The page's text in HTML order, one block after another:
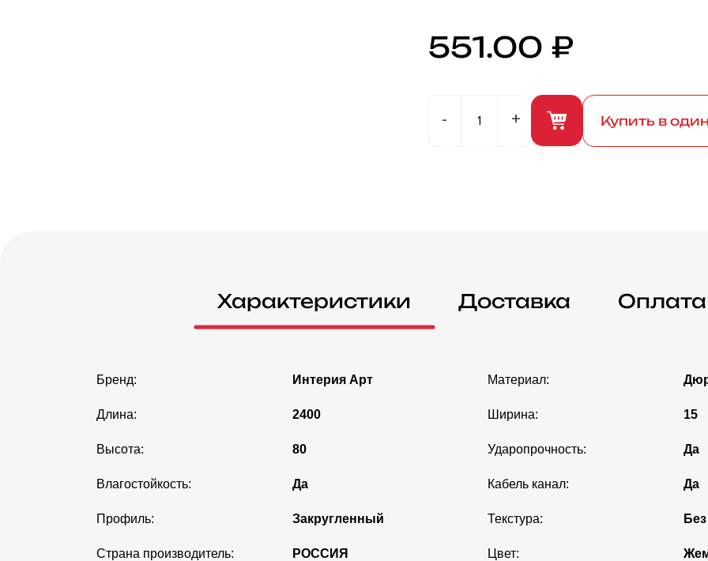
551.00 ₽
Купить в
Характеристики Доставка Оплата
Бренд: Интерия Арт Материал:
Длина: 2400 Ширина: 15
Высота: 80 Ударопрочность: Да
Влагостойкость: Да Кабель канал: Да
Профиль: Закругленный Текстура:
Страна производитель: РОССИЯ Цвет: